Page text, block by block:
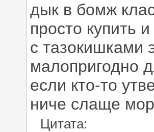
дык в бомж
просто купить
с тазокишками
малопригодно
если кто-то
ниче слаще
Цитата: